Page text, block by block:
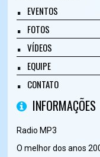
EVENTOS
FOTOS
VÍDEOS
EQUIPE
CONTATO
INFORMAÇÕES
Radio MP3
O melhor dos anos